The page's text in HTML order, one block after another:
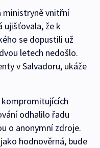
ministryně vnitřní
ujišťovala, že k
se dopustili už
letech nedošlo.
v Salvadoru, ukáže
odhalilo řadu
o anonymní zdroje.
hodnověrná, bude